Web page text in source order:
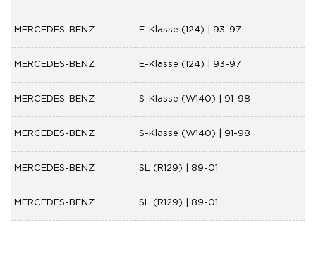
MERCEDES-BENZ E-Klasse (124) | 93-97
MERCEDES-BENZ E-Klasse (124) | 93-97
MERCEDES-BENZ S-Klasse (W140) | 91-98
MERCEDES-BENZ S-Klasse (W140) | 91-98
MERCEDES-BENZ SL (R129) | 89-01
MERCEDES-BENZ SL (R129) | 89-01